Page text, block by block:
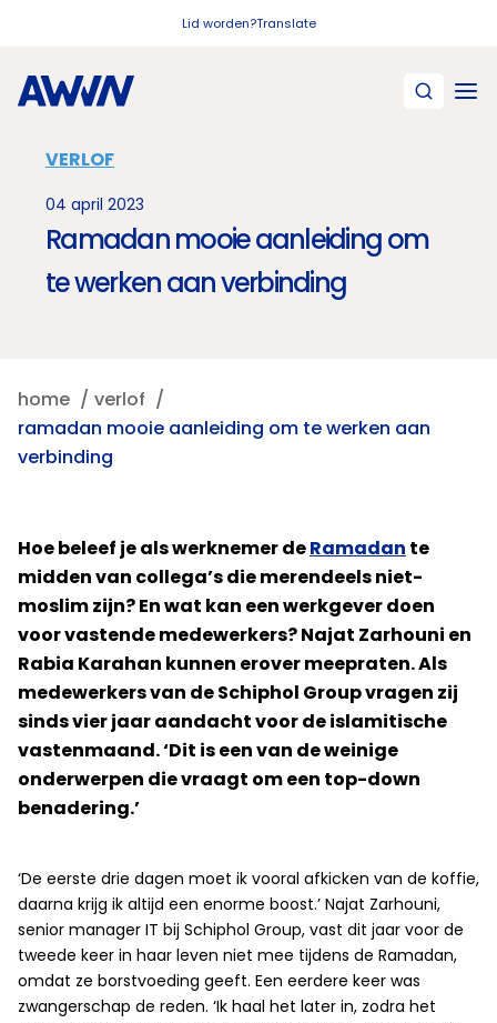
Lid worden?Translate
VERLOF
04 april 2023
Ramadan mooie aanleiding om
te werken aan verbinding
home
verlof
ramadan mooie aanleiding om te werken aan
verbinding
Hoe beleef je als werknemer deRamadan te
midden van collega’s die merendeels niet-
moslim zijn? En wat kan een werkgever doen
voor vastende medewerkers? Najat Zarhouni en
Rabia Karahan kunnen erover meepraten. Als
medewerkers van de Schiphol Group vragen zij
sinds vier jaar aandacht voor de islamitische
vastenmaand. ‘Dit is een van de weinige
onderwerpen die vraagt om een top-down
benadering.’
‘De eerste drie dagen moet ik vooral afkicken van de koffie,
daarna krijg ik altijd een enorme boost.’ Najat Zarhouni,
senior manager IT bij Schiphol Group, vast dit jaar voor de
tweede keer in haar leven niet mee tijdens de Ramadan,
omdat ze borstvoeding geeft. Een eerdere keer was
zwangerschap de reden. ‘Ik haal het later in, zodra het